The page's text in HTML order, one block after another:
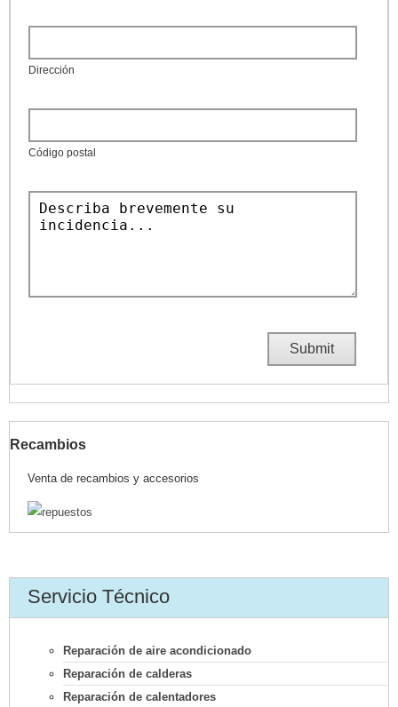
Dirección
Código postal
Recambios
Venta de recambios y accesorios
Servicio Técnico
Reparación de aire acondicionado
Reparación de calderas
Reparación de calentadores